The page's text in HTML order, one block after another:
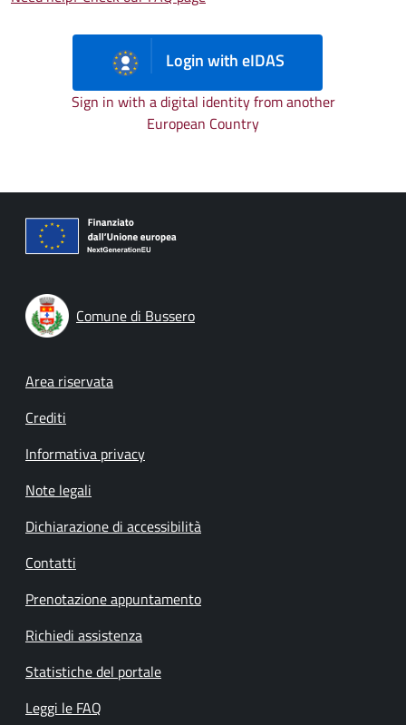
Login with eIDAS
Sign in with a digital identity from another
European Country
Comune di Bussero
Footer menu
Area riservata
Crediti
Informativa privacy
Note legali
Dichiarazione di accessibilità
Contatti
Prenotazione appuntamento
Richiedi assistenza
Statistiche del portale
Leggi le FAQ